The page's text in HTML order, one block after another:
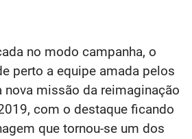
no modo campanha, o
perto a equipe amada pelos
nova missão da reimaginação
com o destaque ficando
que tornou-se um dos